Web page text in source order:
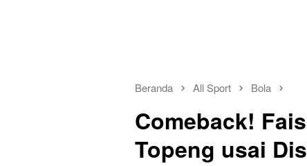
Beranda All Sport Bola
Comeback!
Topeng usai